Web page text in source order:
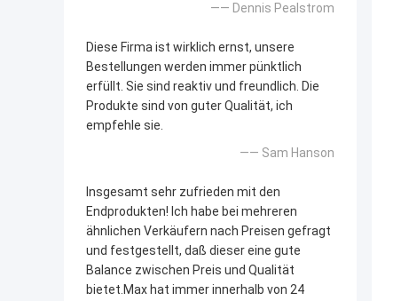
—— Dennis Pealstrom
Diese Firma ist wirklich ernst, unsere
Bestellungen werden immer pünktlich
erfüllt. Sie sind reaktiv und freundlich. Die
Produkte sind von guter Qualität, ich
empfehle sie.
—— Sam Hanson
Insgesamt sehr zufrieden mit den
Endprodukten! Ich habe bei mehreren
ähnlichen Verkäufern nach Preisen gefragt
und festgestellt, daß dieser eine gute
Balance zwischen Preis und Qualität
bietet.Max hat immer innerhalb von 24